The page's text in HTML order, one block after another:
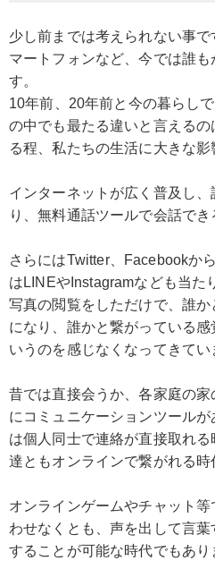
少し前までは考えられない事
マートフォンなど、今では誰
す。
10年前、20年前と今の暮らし
の中でも最たる違いと言えるの
る程、私たちの生活に大きな影
インターネットが広く普及し
り、無料通話ツールで会話でき
さらにはTwitter、Facebookか
はLINEやInstagramなども当た
写真の閲覧をしただけで、誰
になり、誰かと繋がっている
いうのを感じなくなってきてい
昔では直接会うか、各家庭の
にコミュニケーションツール
は個人同士で連絡が直接取れ
達ともオンラインで繋がれる時
オンラインゲームやチャット
わせなくとも、声を出して言
することが可能な時代でもあり